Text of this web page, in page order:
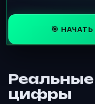
🎯
цифры